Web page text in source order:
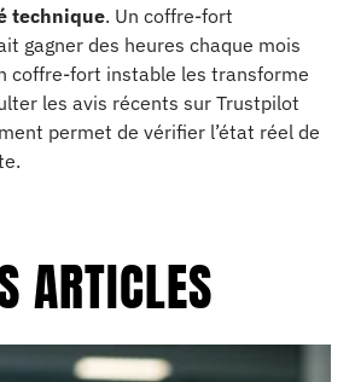
technique. Un coffre-fort
gagner des heures chaque mois
coffre-fort instable les transforme
les avis récents sur Trustpilot
permet de vérifier l’état réel de
ARTICLES